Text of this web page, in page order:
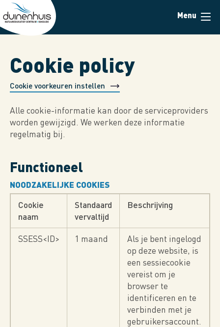
Overslaan
en
naar
gaan
Menu
Cookie policy
Cookie voorkeuren instellen
Alle cookie-informatie kan door de serviceproviders
worden gewijzigd. We werken deze informatie
regelmatig bij.
Functioneel
NOODZAKELIJKE COOKIES
Cookie
naam
Standaard
vervaltijd
Beschrijving
SSESS<ID> 1 maand
Als je bent ingelogd
op deze website, is
een sessiecookie
vereist om je
browser te
identificeren en te
verbinden met je
gebruikersaccount.